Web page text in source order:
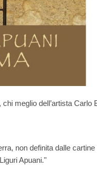
meglio dell’artista Carlo
non definita dalle
Apuani."